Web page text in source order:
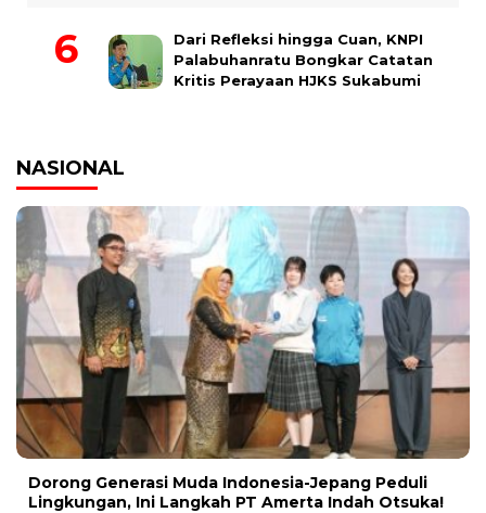
Dari Refleksi hingga Cuan, KNPI
Palabuhanratu Bongkar Catatan
Kritis Perayaan HJKS Sukabumi
NASIONAL
Dorong Generasi Muda Indonesia-Jepang Peduli
Lingkungan, Ini Langkah PT Amerta Indah Otsuka!